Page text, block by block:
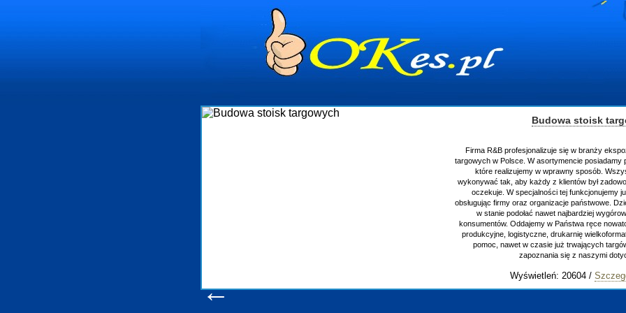
Firma R&B profesjonalizuje się w branży ekspozycyjnej oraz budowie stoisk
targowych w Polsce. W asortymencie posiadamy przyrządzenie stoisk targowych
które realizujemy w wprawny sposób. Wszystkie zlecenia staramy się
wykonywać tak, aby każdy z klientów był zadowolony, oraz otrzymywał to na co
oczekuje. W specjalności tej funkcjonujemy już od 15 lat z powodzeniem
obsługując firmy oraz organizacje państwowe. Dzięki ogromnej wprawie, jesteśmy
w stanie podołać nawet najbardziej wygórowanym żądaniom naszych
konsumentów. Oddajemy w Państwa ręce nowatorskich projektantów, zaplecze
produkcyjne, logistyczne, drukarnię wielkoformatową oraz wszelką niezbędną
pomoc, nawet w czasie już trwających targów. Zapraszamy również do
Szczegóły wpisu
←